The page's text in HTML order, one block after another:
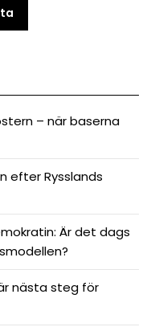
– när baserna
efter Rysslands
Är det dags
nästa steg för